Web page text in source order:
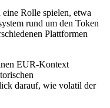
Rolle spielen, etwa
rund um den Token
Plattformen
EUR-Kontext
darauf, wie volatil der